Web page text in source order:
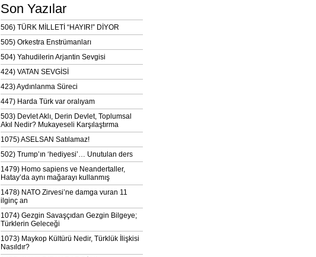
Son Yazılar
506) TÜRK MİLLETİ “HAYIR!” DİYOR
505) Orkestra Enstrümanları
504) Yahudilerin Arjantin Sevgisi
424) VATAN SEVGİSİ
423) Aydınlanma Süreci
447) Harda Türk var oralıyam
503) Devlet Aklı, Derin Devlet, Toplumsal
Akıl Nedir? Mukayeseli Karşılaştırma
1075) ASELSAN Satılamaz!
502) Trump’ın ‘hediyesi’… Unutulan ders
1479) Homo sapiens ve Neandertaller,
Hatay’da aynı mağarayı kullanmış
1478) NATO Zirvesi’ne damga vuran 11
ilginç an
1074) Gezgin Savaşçıdan Gezgin Bilgeye;
Türklerin Geleceği
1073) Maykop Kültürü Nedir, Türklük İlişkisi
Nasıldır?